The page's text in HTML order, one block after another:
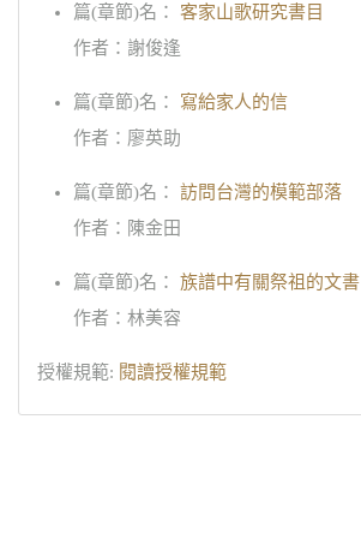
篇(章節)名：
客家山歌研究書目
作者：謝俊逢
篇(章節)名：
寫給家人的信
作者：廖英助
篇(章節)名：
訪問台灣的模範部落
作者：陳金田
篇(章節)名：
族譜中有關祭祖的文書
作者：林美容
授權規範: 閱讀授權規範